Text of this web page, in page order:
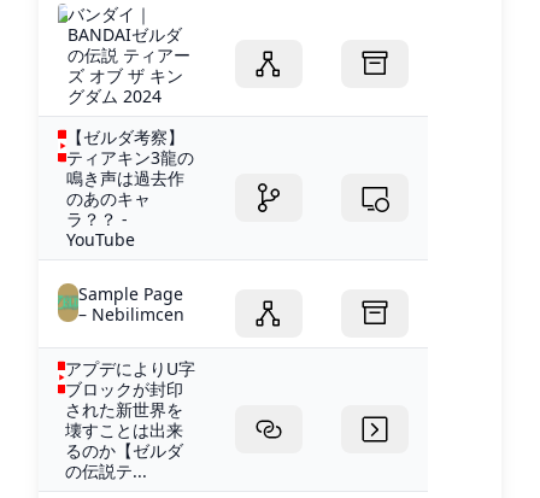
バンダイ｜
BANDAIゼルダ
の伝説 ティアー
ズ オブ ザ キン
グダム 2024
【ゼルダ考察】
ティアキン3龍の
鳴き声は過去作
のあのキャ
ラ？？ -
YouTube
Sample Page
– Nebilimcen
アプデによりU字
ブロックが封印
された新世界を
壊すことは出来
るのか【ゼルダ
の伝説テ...